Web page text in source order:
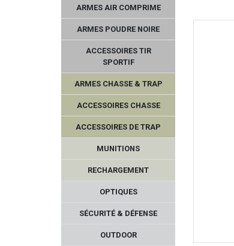
ARMES AIR COMPRIME
ARMES POUDRE NOIRE
ACCESSOIRES TIR
SPORTIF
ARMES CHASSE & TRAP
ACCESSOIRES CHASSE
ACCESSOIRES DE TRAP
MUNITIONS
RECHARGEMENT
OPTIQUES
SÉCURITÉ & DÉFENSE
OUTDOOR